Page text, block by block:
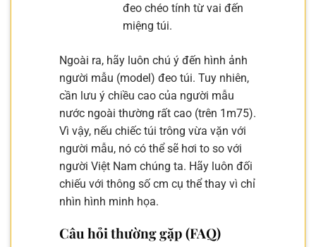
đeo chéo tính từ vai đến
miệng túi.
Ngoài ra, hãy luôn chú ý đến hình ảnh
người mẫu (model) đeo túi. Tuy nhiên,
cần lưu ý chiều cao của người mẫu
nước ngoài thường rất cao (trên 1m75).
Vì vậy, nếu chiếc túi trông vừa vặn với
người mẫu, nó có thể sẽ hơi to so với
người Việt Nam chúng ta. Hãy luôn đối
chiếu với thông số cm cụ thể thay vì chỉ
nhìn hình minh họa.
Câu hỏi thường gặp (FAQ)